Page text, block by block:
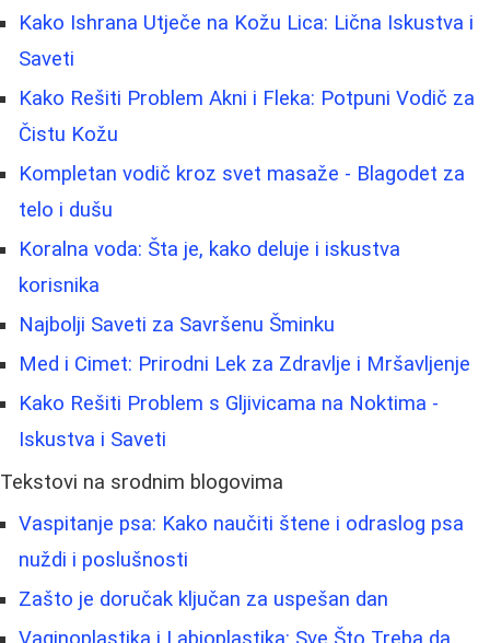
Kako Ishrana Utječe na Kožu Lica: Lična Iskustva i
Saveti
Kako Rešiti Problem Akni i Fleka: Potpuni Vodič za
Čistu Kožu
Kompletan vodič kroz svet masaže - Blagodet za
telo i dušu
Koralna voda: Šta je, kako deluje i iskustva
korisnika
Najbolji Saveti za Savršenu Šminku
Med i Cimet: Prirodni Lek za Zdravlje i Mršavljenje
Kako Rešiti Problem s Gljivicama na Noktima -
Iskustva i Saveti
Tekstovi na srodnim blogovima
Vaspitanje psa: Kako naučiti štene i odraslog psa
nuždi i poslušnosti
Zašto je doručak ključan za uspešan dan
Vaginoplastika i Labioplastika: Sve Što Treba da